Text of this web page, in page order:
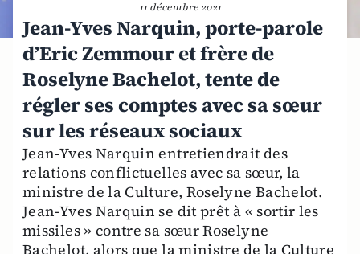
11 décembre 2021
Jean-Yves Narquin, porte-parole
d’Eric Zemmour et frère de
Roselyne Bachelot, tente de
régler ses comptes avec sa sœur
sur les réseaux sociaux
Jean-Yves Narquin entretiendrait des
relations conflictuelles avec sa sœur, la
ministre de la Culture, Roselyne Bachelot.
Jean-Yves Narquin se dit prêt à « sortir les
missiles » contre sa sœur Roselyne
Bachelot, alors que la ministre de la Culture